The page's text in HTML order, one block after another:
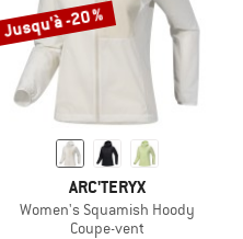
Jusqu'à -20 %
ARC'TERYX
Women's Squamish Hoody
Coupe-vent